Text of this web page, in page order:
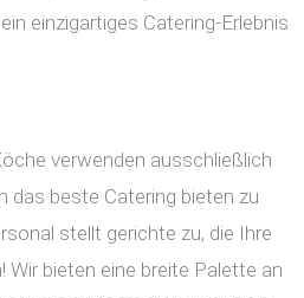
einzigartiges Catering-Erlebnis
verwenden ausschließlich
das beste Catering bieten zu
stellt gerichte zu, die Ihre
Wir bieten eine breite Palette an